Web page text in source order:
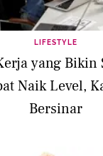
LIFESTYLE
yang Bikin
Naik Level,
Bersinar